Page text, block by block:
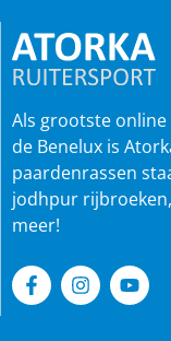
Als grootste online
de Benelux is
paardenrassen
jodhpur
meer!